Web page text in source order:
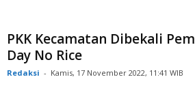
PKK Kecamatan Dibekali
Day No Rice
Redaksi - Kamis, 17 November 2022, 11:41 WIB